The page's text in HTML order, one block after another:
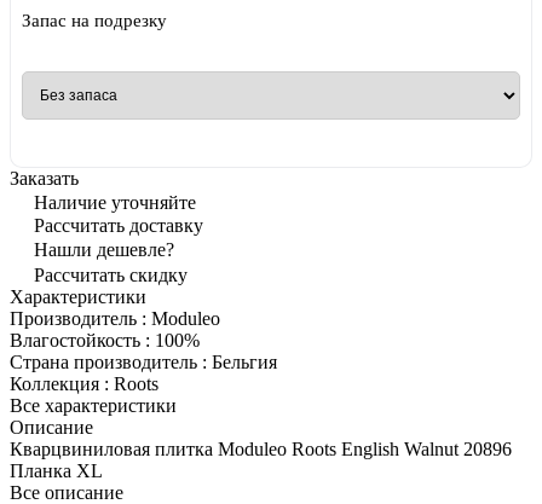
Запас на подрезку
Заказать
Наличие уточняйте
Рассчитать доставку
Нашли дешевле?
Рассчитать скидку
Характеристики
Производитель : Moduleo
Влагостойкость : 100%
Страна производитель : Бельгия
Коллекция : Roots
Все характеристики
Описание
Кварцвиниловая плитка Moduleo Roots English Walnut 20896
Планка XL
Все описание